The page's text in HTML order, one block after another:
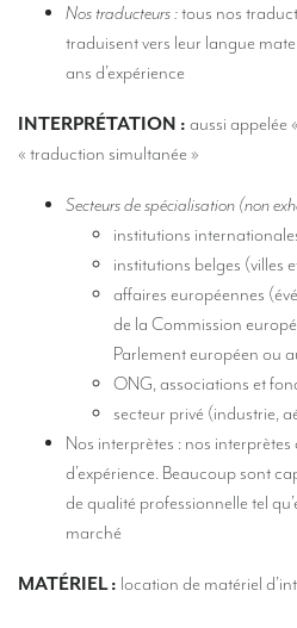
Des traducteurs pour les Musées
Des traducteurs pour vos festivals et
Des traducteurs pour la presse, le lifestyle et la
Des traducteurs pour la gastronomie et
Combien coûte une traduction ?
Matériel d’interprétation : présentation
Cabines d’interprétation mobiles (en kit)
Kit d’interprétation mobile – aussi appelé «
CONTACT
Nos traducteurs :tous nos
traduisent vers leur langue
ans d’expérience
INTERPRÉTATION : aussi appelée
« traduction simultanée »
Secteurs de spécialisation (non
institutions
institutions belges (villes
affaires européennes
de la Commission
Parlement européen ou
ONG, associations et
secteur privé (industrie,
Nos interprètes : nos
d’expérience. Beaucoup sont
de qualité professionnelle tel
marché
MATÉRIEL : location de matériel